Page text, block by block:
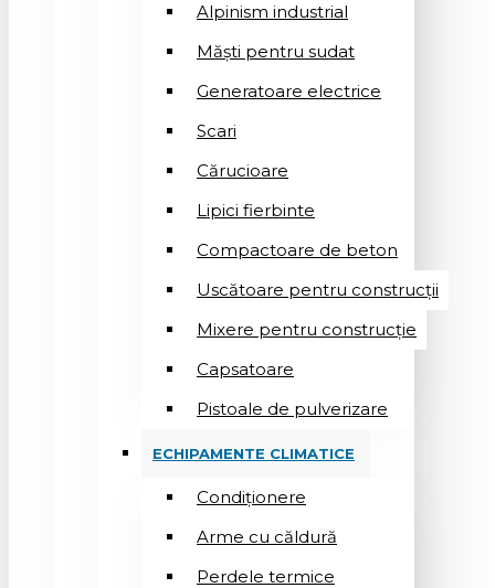
Alpinism industrial
Măști pentru sudat
Generatoare electrice
Scari
Cărucioare
Lipici fierbinte
Compactoare de beton
Uscătoare pentru construcții
Mixere pentru construcție
Capsatoare
Pistoale de pulverizare
ECHIPAMENTE CLIMATICE
Condiționere
Arme cu căldură
Perdele termice